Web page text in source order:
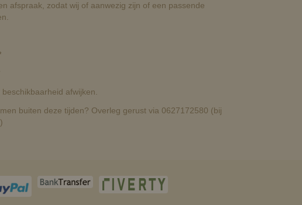
afspraak, zodat wij of aanwezig zijn of een passende
afwijken.
buiten deze tijden? Overleg gerust via 0627172580 (bij